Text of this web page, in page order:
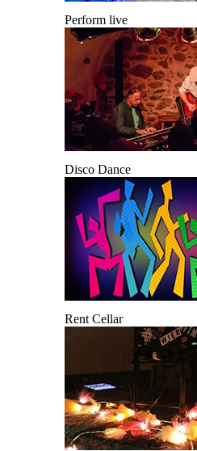
Perform live
Disco Dance
Rent Cellar